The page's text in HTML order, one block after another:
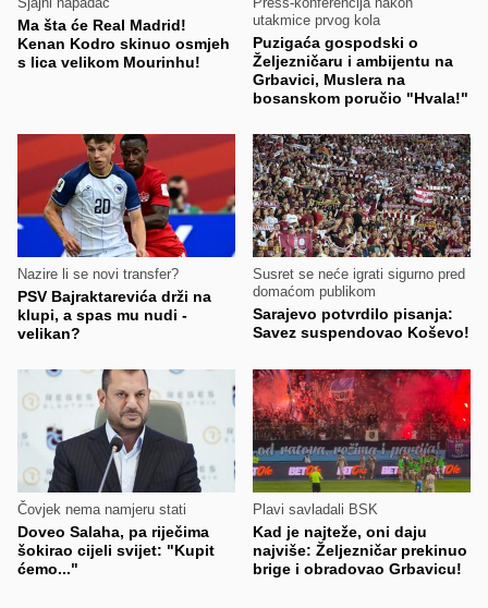
Ma šta će Real Madrid!
Kenan Kodro skinuo osmjeh
s lica velikom Mourinhu!
utakmice prvog kola
Puzigaća gospodski o
Željezničaru i ambijentu na
Grbavici, Muslera na
bosanskom poručio "Hvala!"
Nazire li se novi transfer?
PSV Bajraktarevića drži na
klupi, a spas mu nudi -
velikan?
Susret se neće igrati sigurno pred
domaćom publikom
Sarajevo potvrdilo pisanja:
Savez suspendovao Koševo!
Čovjek nema namjeru stati
Doveo Salaha, pa riječima
šokirao cijeli svijet: "Kupit
ćemo..."
Plavi savladali BSK
Kad je najteže, oni daju
najviše: Željezničar prekinuo
brige i obradovao Grbavicu!